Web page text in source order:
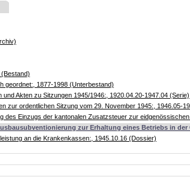
geordnet:, 1877-1998 (Unterbestand)
Akten zu Sitzungen 1945/1946:, 1920.04.20-1947.04 (Serie)
zur ordentlichen Sitzung vom 29. November 1945:, 1946.05-
des Einzugs der kantonalen Zusatzsteuer zur
zur Erhaltung eines Betriebs in der
an die Krankenkassen:, 1945.10.16 (Dossier)